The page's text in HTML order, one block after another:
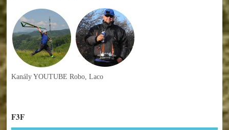
Kanály YOUTUBE Robo, Laco
F3F